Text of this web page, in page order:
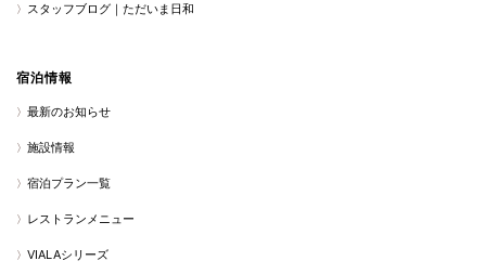
スタッフブログ｜ただいま日和
宿泊情報
最新のお知らせ
施設情報
宿泊プラン一覧
レストランメニュー
VIALAシリーズ